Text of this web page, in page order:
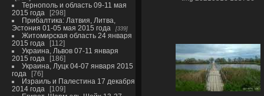
Тернополь и область 09-11 мая
2015 года
298
Прибалтика: Латвия, Литва,
Эстония 01-05 мая 2015 года
339
Житомирская область 24 января
2015 года
112
Украина, Львов 07-11 января
2015 года
186
Украина, Луцк 04-07 января 2015
года
76
Израиль и Палестина 17 декабря
2014 года
109